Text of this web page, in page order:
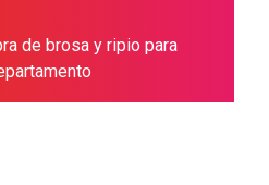
de brosa y ripio para